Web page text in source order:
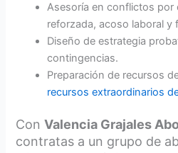
Asesoría en conflictos por
reforzada, acoso laboral y
Diseño de estrategia
contingencias.
Preparación de recursos
recursos extraordinarios
ConValencia Grajales
contratas a un grupo de